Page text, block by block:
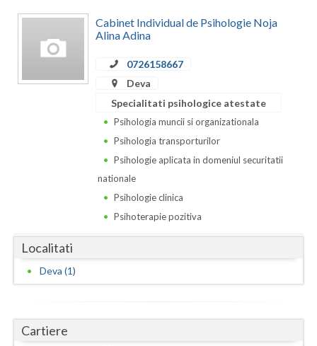
Calarasi
Caras-Severin
Giurgiu
Gorj
Hunedoara
Cabinet Individual de Psihologie Noja
Alina Adina
0726158667
Deva
Specialitati psihologice atestate
Psihologia muncii si organizationala
Psihologia transporturilor
Psihologie aplicata in domeniul securitatii
nationale
Psihologie clinica
Psihoterapie pozitiva
Localitati
Deva (1)
Cartiere